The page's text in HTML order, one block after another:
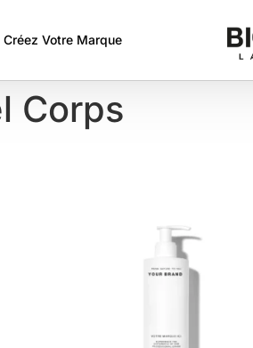
Créez Votre Marque
Corps